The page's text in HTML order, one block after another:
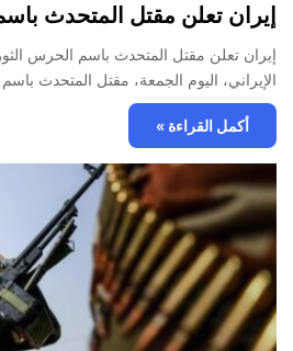
إيران تعلن مقتل المتحدث
إيران تعلن مقتل المتحدث باسم الحرس
الإيراني، اليوم الجمعة، مقتل المتحدث
أكمل القراءة »